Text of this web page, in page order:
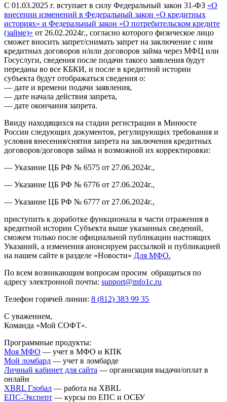
С 01.03.2025 г. вступает в силу Федеральный закон 31-ФЗ «О
внесении изменений в Федеральный закон «О кредитных
историях» и Федеральный закон «О потребительском кредите
(займе)» от 26.02.2024г., согласно которого физическое лицо
сможет вносить запрет/снимать запрет на заключение с ним
кредитных договоров и/или договоров займа через МФЦ или
Госуслуги, сведения после подачи такого заявления будут
переданы во все КБКИ, и после в кредитной истории
субъекта будут отображаться сведения о:
— дате и времени подачи заявления,
— дате начала действия запрета,
— дате окончания запрета.
Ввиду находящихся на стадии регистрации в Минюсте
России следующих документов, регулирующих требования и
условия внесения/снятия запрета на заключения кредитных
договоров/договорв займа и возможной их корректировки:
— Указание ЦБ РФ № 6575 от 27.06.2024г.,
— Указание ЦБ РФ № 6776 от 27.06.2024г.,
— Указание ЦБ РФ № 6777 от 27.06.2024г.,
приступить к доработке функционала в части отражения в
кредитной истории Субъекта выше указанных сведений,
сможем только после официальной публикации настоящих
Указаний, а изменения анонсируем рассылкой и публикацией
на нашем сайте в разделе «Новости» Для МФО.
По всем возникающим вопросам просим обращаться по
адресу электронной почты: support@mfo1c.ru
Телефон горячей линии: 8 (812) 383 99 35
С уважением,
Команда «Мой СОФТ».
Программные продукты:
Моя МФО — учет в МФО и КПК
Мой ломбард — учет в ломбарде
Личный кабинет для сайта — организация выдачи/оплат в
онлайн
XBRL Глобал — работа на XBRL
ЕПС-Эксперт — курсы по ЕПС и ОСБУ